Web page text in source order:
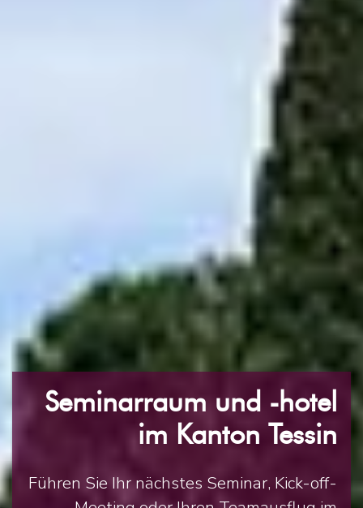
Seminarraum und -hotel
im Kanton Tessin
Führen Sie Ihr nächstes Seminar, Kick-off-